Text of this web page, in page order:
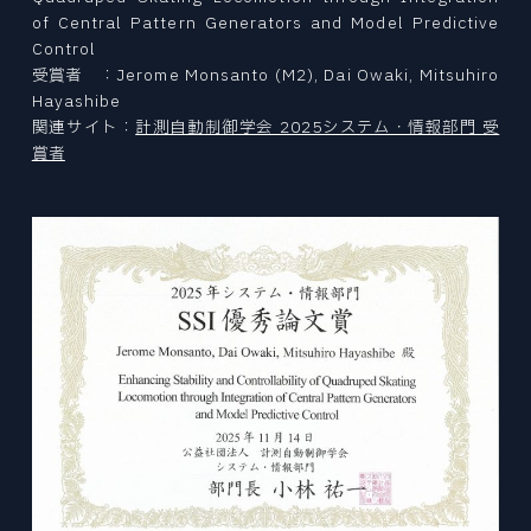
採用情報
EVENT
イベント
PRESS
プレスリリース
自動車の過去・未来館
〒980-8579
宮城県仙台市青葉区荒巻字青葉 6-6-01
© 2026 Division of Mechanical
of Central Pattern Generators and Model Predictive
Control
受賞者 ：Jerome Monsanto (M2), Dai Owaki, Mitsuhiro
Hayashibe
関連サイト： 計測自動制御学会 2025システム・情報部門 受
賞者